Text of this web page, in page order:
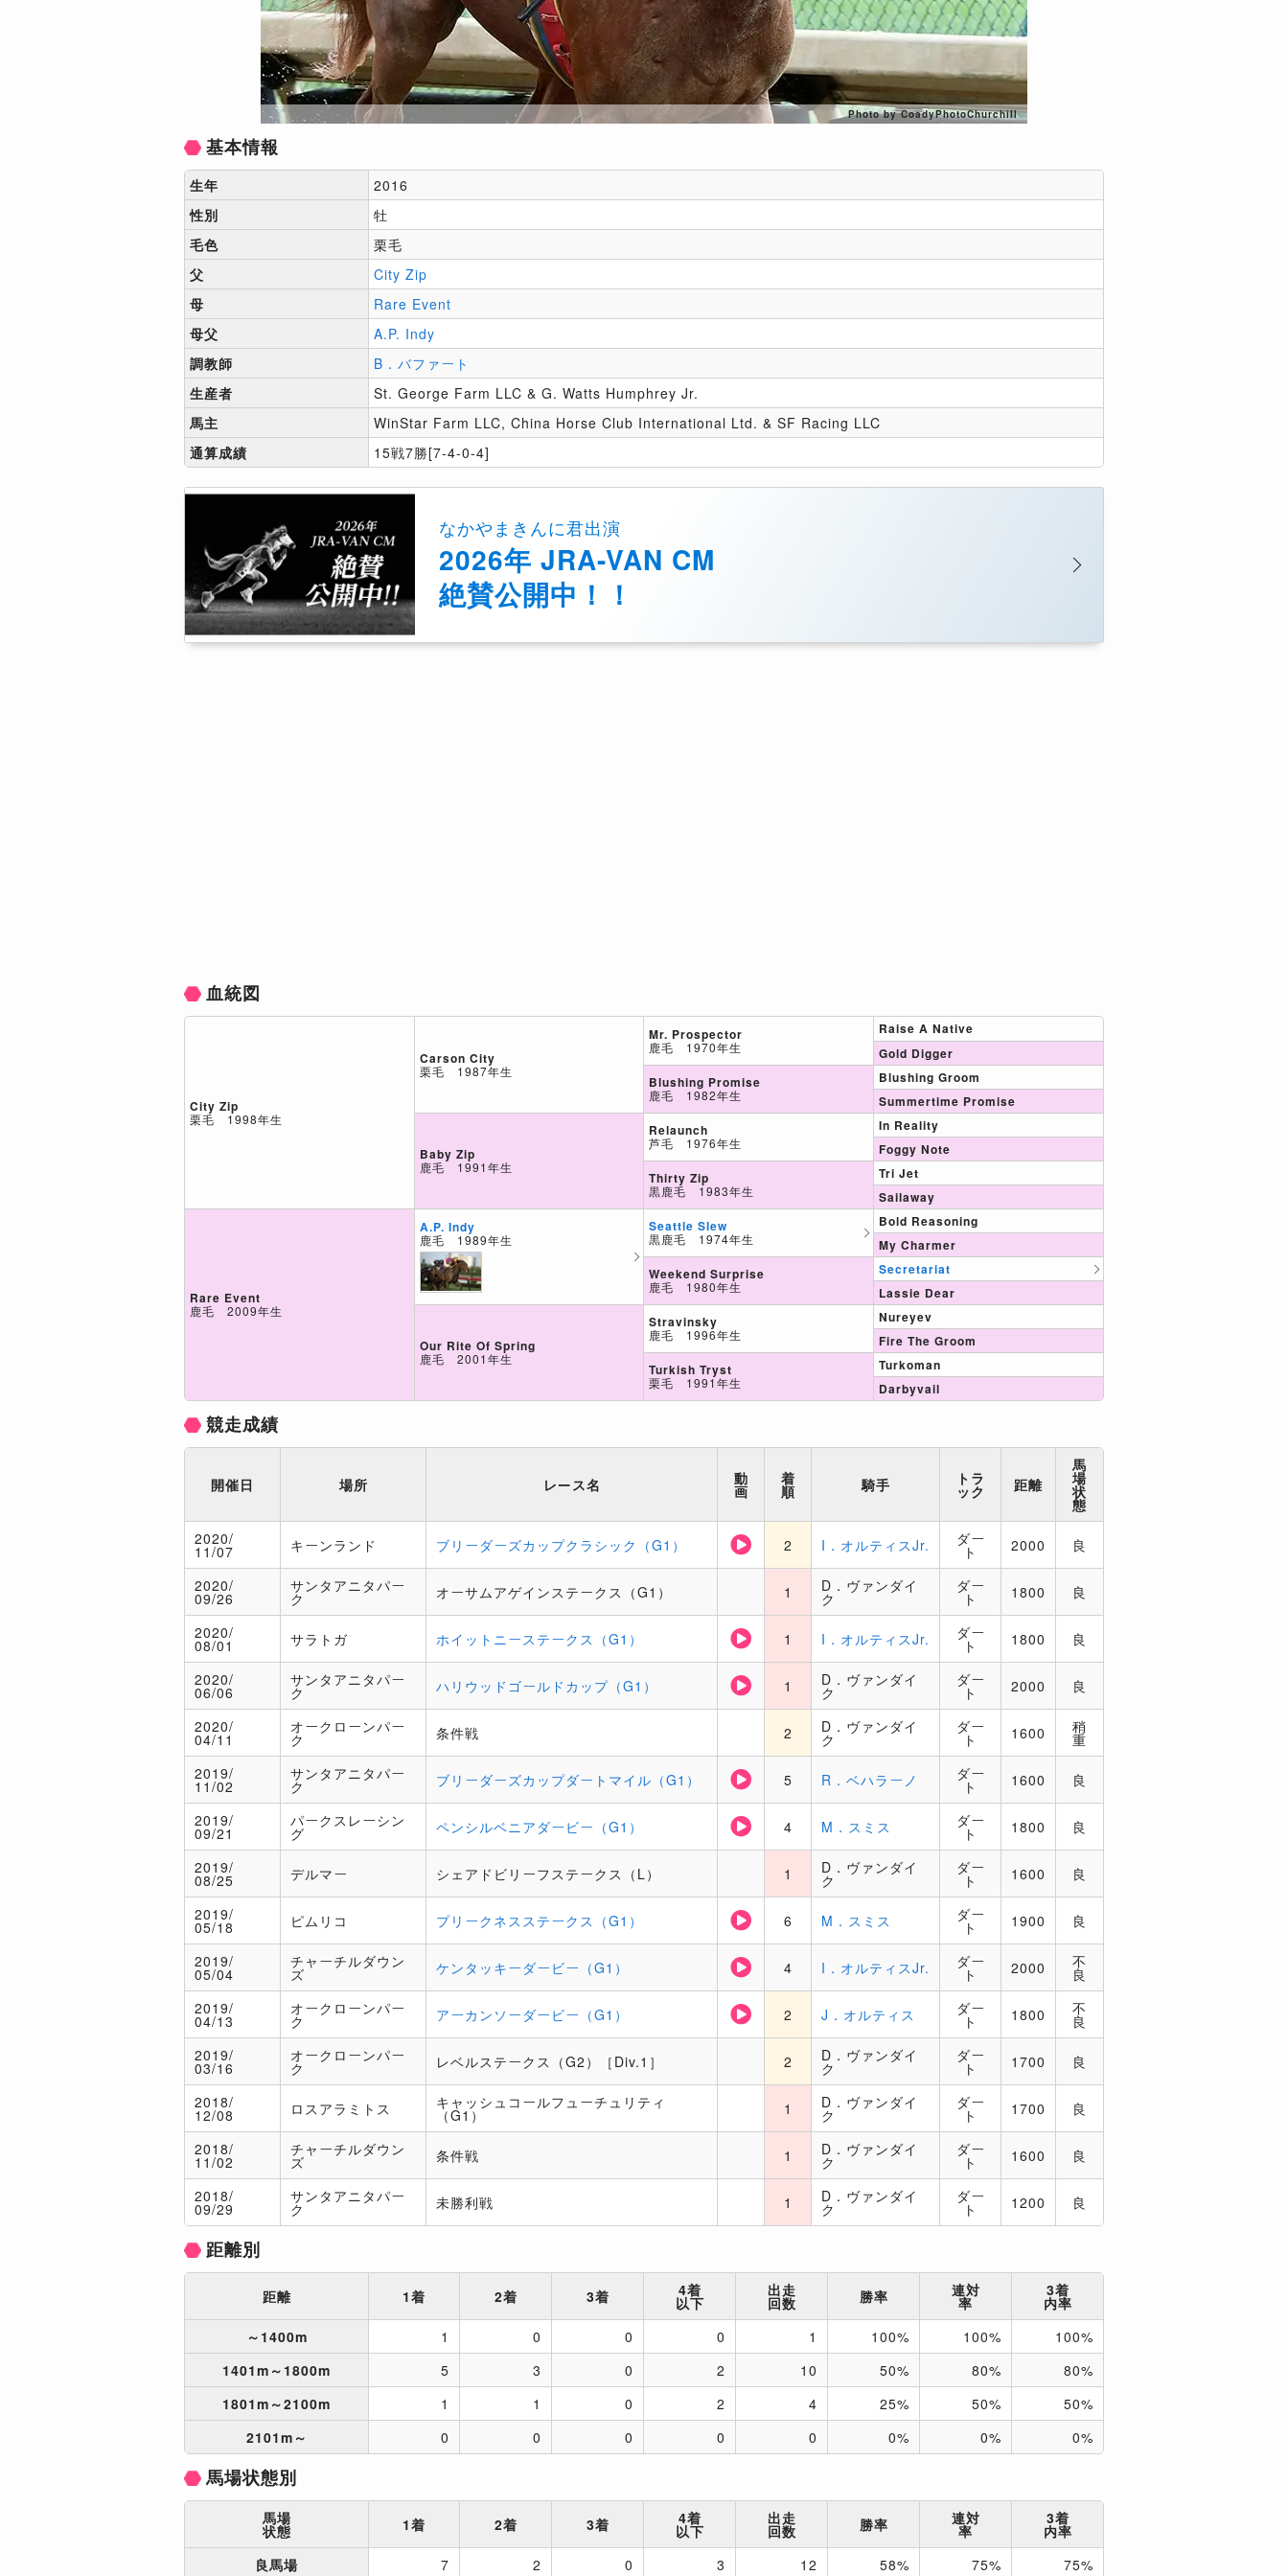
Photo by CoadyPhotoChurchill
基本情報
生年
2016
性別
牡
毛色
栗毛
父
City Zip
母
Rare Event
母父
A.P. Indy
調教師
B．バファート
生産者
St. George Farm LLC & G. Watts Humphrey Jr.
馬主
WinStar Farm LLC, China Horse Club International Ltd. & SF Racing LLC
通算成績
15戦7勝[7-4-0-4]
なかやまきんに君出演
2026年 JRA-VAN CM
絶賛公開中！！
血統図
City Zip
栗毛 1998年生
Rare Event
鹿毛 2009年生
Carson City
栗毛 1987年生
Baby Zip
鹿毛 1991年生
A.P. Indy
鹿毛 1989年生
Our Rite Of Spring
鹿毛 2001年生
Mr. Prospector
鹿毛 1970年生
Blushing Promise
鹿毛 1982年生
Relaunch
芦毛 1976年生
Thirty Zip
黒鹿毛 1983年生
Seattle Slew
黒鹿毛 1974年生
Weekend Surprise
鹿毛 1980年生
Stravinsky
鹿毛 1996年生
Turkish Tryst
栗毛 1991年生
Raise A Native
Gold Digger
Blushing Groom
Summertime Promise
In Reality
Foggy Note
Tri Jet
Sailaway
Bold Reasoning
My Charmer
Secretariat
Lassie Dear
Nureyev
Fire The Groom
Turkoman
Darbyvail
競走成績
開催日 場所 レース名 動
画
着
順 騎手 トラ
ック 距離
馬
場
状
態
2020/
11/07 キーンランド ブリーダーズカップクラシック（G1） 2 I．オルティスJr. ダー
ト 2000 良
2020/
09/26
サンタアニタパー
ク オーサムアゲインステークス（G1） 1 D．ヴァンダイ
ク
ダー
ト 1800 良
2020/
08/01 サラトガ ホイットニーステークス（G1） 1 I．オルティスJr. ダー
ト 1800 良
2020/
06/06
サンタアニタパー
ク ハリウッドゴールドカップ（G1） 1 D．ヴァンダイ
ク
ダー
ト 2000 良
2020/
04/11
オークローンパー
ク 条件戦 2 D．ヴァンダイ
ク
ダー
ト 1600 稍
重
2019/
11/02
サンタアニタパー
ク ブリーダーズカップダートマイル（G1） 5 R．ベハラーノ ダー
ト 1600 良
2019/
09/21
パークスレーシン
グ ペンシルベニアダービー（G1） 4 M．スミス ダー
ト 1800 良
2019/
08/25 デルマー シェアドビリーフステークス（L） 1 D．ヴァンダイ
ク
ダー
ト 1600 良
2019/
05/18 ピムリコ プリークネスステークス（G1） 6 M．スミス ダー
ト 1900 良
2019/
05/04
チャーチルダウン
ズ ケンタッキーダービー（G1） 4 I．オルティスJr. ダー
ト 2000 不
良
2019/
04/13
オークローンパー
ク アーカンソーダービー（G1） 2 J．オルティス ダー
ト 1800 不
良
2019/
03/16
オークローンパー
ク レベルステークス（G2）［Div.1］ 2 D．ヴァンダイ
ク
ダー
ト 1700 良
2018/
12/08 ロスアラミトス キャッシュコールフューチュリティ
（G1） 1 D．ヴァンダイ
ク
ダー
ト 1700 良
2018/
11/02
チャーチルダウン
ズ 条件戦 1 D．ヴァンダイ
ク
ダー
ト 1600 良
2018/
09/29
サンタアニタパー
ク 未勝利戦 1 D．ヴァンダイ
ク
ダー
ト 1200 良
距離別
距離 1着 2着 3着 4着
以下
出走
回数 勝率 連対
率
3着
内率
～1400m
1 0 0 0 1 100% 100%
100%
1401m～1800m
5 3 0 2 10 50% 80%
80%
1801m～2100m
1 1 0 2 4 25% 50%
50%
2101m～
0 0 0 0 0 0% 0% 0%
馬場状態別
馬場
状態 1着 2着 3着 4着
以下
出走
回数 勝率 連対
率
3着
内率
良馬場
7 2 0 3 12 58% 75% 75%